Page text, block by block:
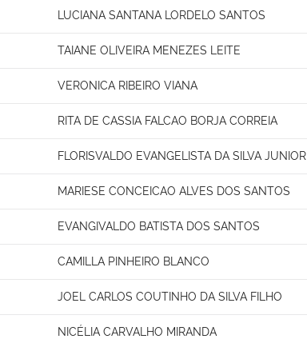
LUCIANA SANTANA LORDELO SANTOS
TAIANE OLIVEIRA MENEZES LEITE
VERONICA RIBEIRO VIANA
RITA DE CASSIA FALCAO BORJA CORREIA
FLORISVALDO EVANGELISTA DA SILVA JUNIOR
MARIESE CONCEICAO ALVES DOS SANTOS
EVANGIVALDO BATISTA DOS SANTOS
CAMILLA PINHEIRO BLANCO
JOEL CARLOS COUTINHO DA SILVA FILHO
NICÉLIA CARVALHO MIRANDA